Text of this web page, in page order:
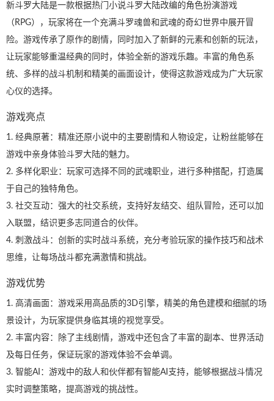
新斗罗大陆是一款根据热门小说斗罗大陆改编的角色扮演游戏
（RPG），玩家将在一个充满斗罗魂兽和武魂的奇幻世界中展开冒
险。游戏传承了原作的剧情，同时加入了新鲜的元素和创新的玩法，
让玩家能够重温经典的同时，体验全新的游戏乐趣。丰富的角色系
统、多样的战斗机制和精美的画面设计，使得这款游戏成为广大玩家
心仪的选择。
游戏亮点
1. 经典原著：精准还原小说中的主要剧情和人物设定，让粉丝能够在
游戏中亲身体验斗罗大陆的魅力。
2. 多样化职业：玩家可选择不同的武魂职业，进行多种搭配，打造属
于自己的独特角色。
3. 社交互动：强大的社交系统，支持好友结交、组队冒险，还可以加
入联盟，结识更多志同道合的伙伴。
4. 刺激战斗：创新的实时战斗系统，充分考验玩家的操作技巧和战术
思维，让每场战斗都充满激情和挑战。
游戏优势
1. 高清画面：游戏采用高品质的3D引擎，精美的角色建模和细腻的场
景设计，为玩家提供身临其境的视觉享受。
2. 丰富内容：除了主线剧情，游戏中还包含了丰富的副本、世界活动
及每日任务，保证玩家的游戏体验不会单调。
3. 智能AI：游戏中的敌人和伙伴都有智能AI支持，能够根据战斗情况
实时调整策略，提高游戏的挑战性。